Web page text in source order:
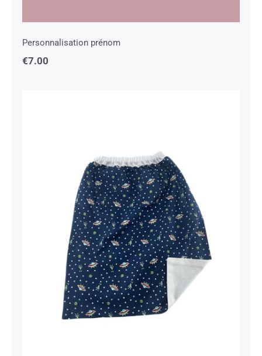
Personnalisation prénom
€7.00
Bavoir Soucoupe Blanc